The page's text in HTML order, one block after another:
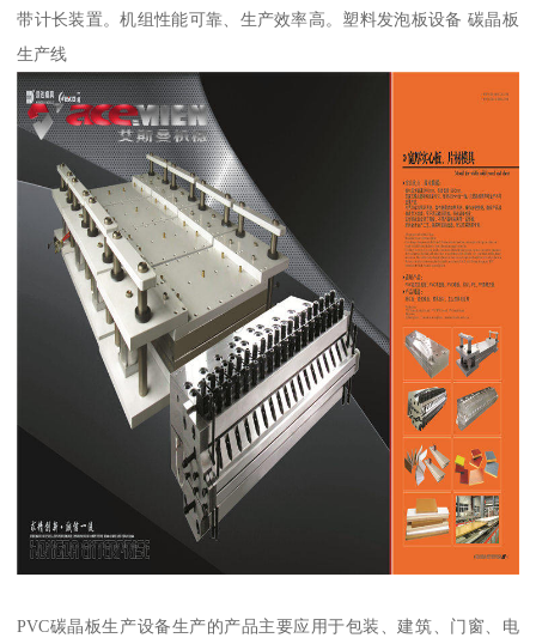
带计长装置。机组性能可靠、生产效率高。塑料发泡板设备 碳晶板
生产线
PVC碳晶板生产设备生产的产品主要应用于包装、建筑、门窗、电